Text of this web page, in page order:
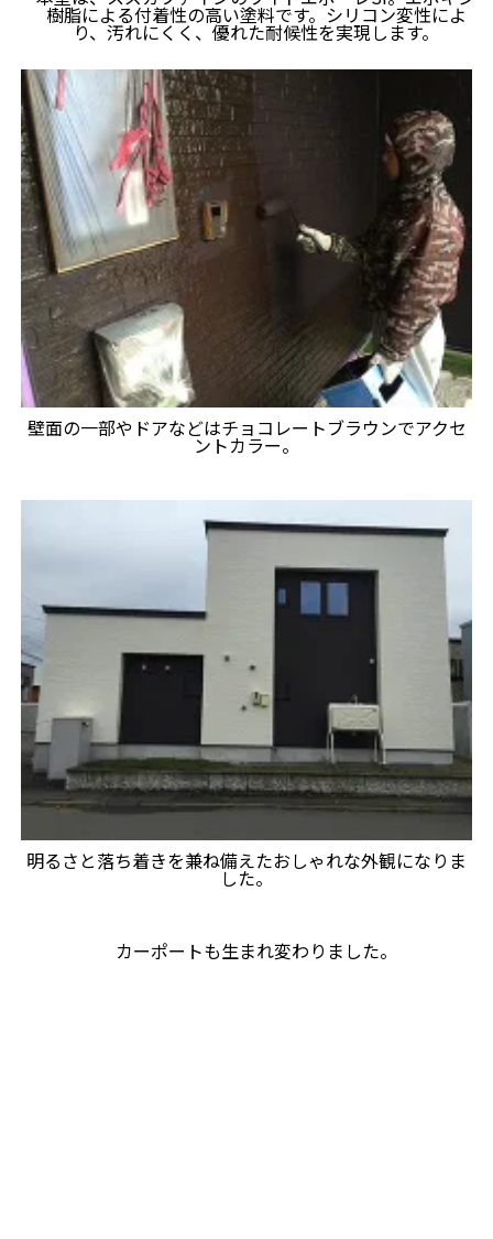
樹脂による付着性の高い塗料です。シリコン変性によ
り、汚れにくく、優れた耐候性を実現します。
壁面の一部やドアなどはチョコレートブラウンでアクセ
ントカラー。
明るさと落ち着きを兼ね備えたおしゃれな外観になりま
した。
カーポートも生まれ変わりました。